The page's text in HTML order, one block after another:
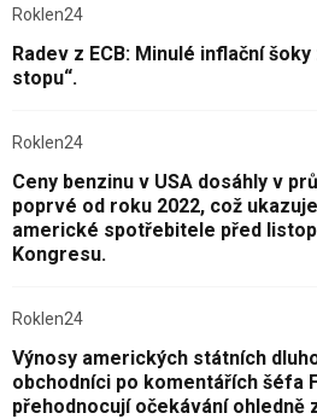
Roklen24
Radev z ECB: Minulé inflační
stopu“.
Roklen24
Ceny benzinu v USA dosáhly v
poprvé od roku 2022, což
americké spotřebitele před
Kongresu.
Roklen24
Výnosy amerických státních
obchodníci po komentářích šéfa
přehodnocují očekávání ohledně